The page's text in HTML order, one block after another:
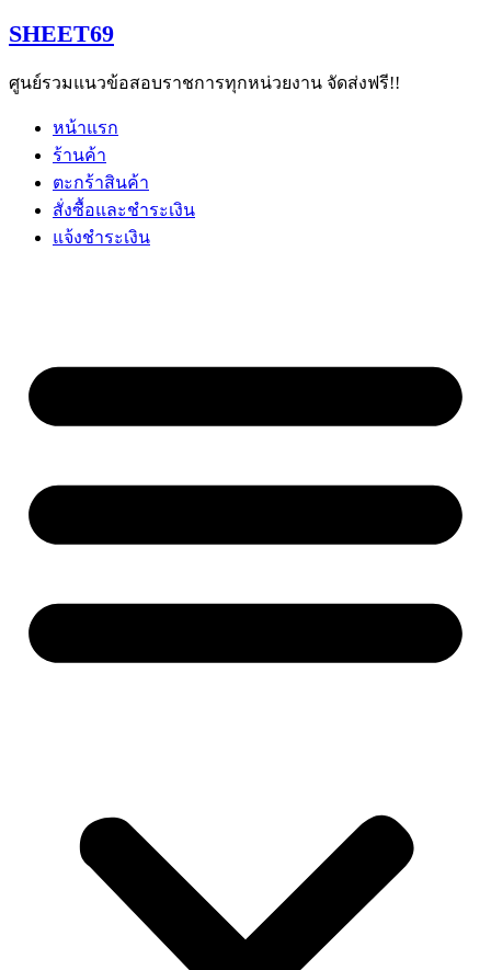
Skip
to
SHEET69
ศูนย์รวมแนวข้อสอบราชการทุกหน่วยงาน จัดส่งฟรี!!
หน้าแรก
ร้านค้า
ตะกร้าสินค้า
สั่งซื้อและชำระเงิน
แจ้งชำระเงิน